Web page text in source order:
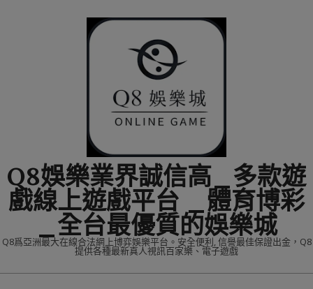
Q8娛樂業界誠信高_多款遊
戲線上遊戲平台 _體育博彩
_全台最優質的娛樂城
Q8爲亞洲最大在線合法網上博弈娛樂平台。安全便利, 信譽最佳保證出金，Q8
提供各種最新真人視訊百家樂、電子遊戲